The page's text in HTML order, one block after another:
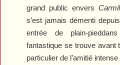
grand public envers
s’est jamais démenti
entrée de plain-
fantastique se trouve
particulier de l’amitié